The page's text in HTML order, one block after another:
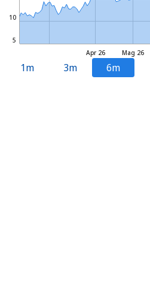
Mag 26
Apr 26
5
10
1m 3m 6m